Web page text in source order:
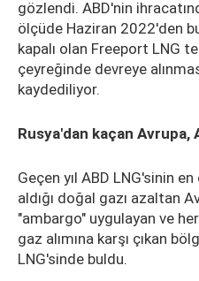
gözlendi. ABD'nin
ölçüde Haziran 2022'den
kapalı olan Freeport LNG
çeyreğinde devreye
kaydediliyor.
Rusya'dan kaçan Avrupa,
Geçen yıl ABD LNG'sinin
aldığı doğal gazı azaltan
"ambargo" uygulayan ve
gaz alımına karşı çıkan
LNG'sinde buldu.